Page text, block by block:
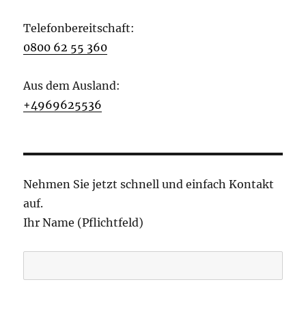
Telefonbereitschaft:
0800 62 55 360
Aus dem Ausland:
+4969625536
Nehmen Sie jetzt schnell und einfach Kontakt
auf.
Ihr Name (Pflichtfeld)